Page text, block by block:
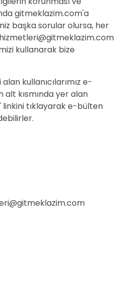
gitmeklazim.com'a
başka sorular olursa, her
kullanarak bize
kullanıcılarımız e-
kısmında yer alan
linkini tıklayarak e-bülten